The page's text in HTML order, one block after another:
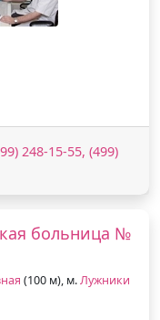
248-15-55, (499)
больница №
(100 м), м.Лужники